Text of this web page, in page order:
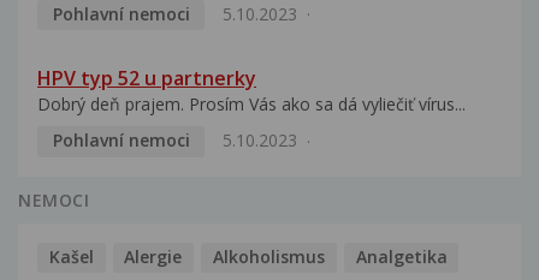
Pohlavní nemoci
5.10.2023
HPV typ 52 u partnerky
Dobrý deň prajem. Prosím Vás ako sa dá vyliečiť vírus...
Pohlavní nemoci
5.10.2023
NEMOCI
Kašel Alergie Alkoholismus
Analgetika